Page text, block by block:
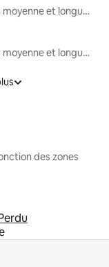
Locations moyenne et longue durée
Locations moyenne et longue durée
des zones